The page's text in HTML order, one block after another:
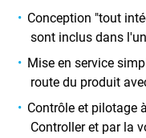
Conception "tout
sont inclus dans
Mise en service
route du produit
Contrôle et pilotage
Controller et par la